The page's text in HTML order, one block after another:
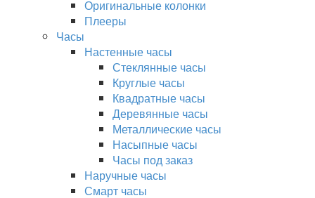
Оригинальные колонки
Плееры
Часы
Настенные часы
Стеклянные часы
Круглые часы
Квадратные часы
Деревянные часы
Металлические часы
Насыпные часы
Часы под заказ
Наручные часы
Смарт часы